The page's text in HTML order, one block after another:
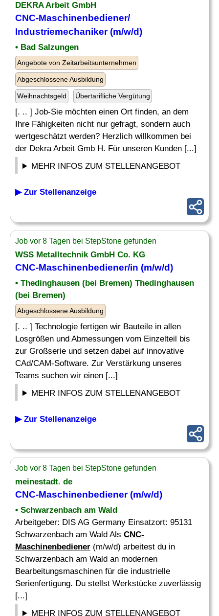
DEKRA Arbeit GmbH
CNC-Maschinenbediener/
Industriemechaniker (m/w/d)
• Bad Salzungen
Angebote von Zeitarbeitsunternehmen
Abgeschlossene Ausbildung
Weihnachtsgeld Übertarifliche Vergütung
[. .. ] Job-Sie möchten einen Ort finden, an dem
Ihre Fähigkeiten nicht nur gefragt, sondern auch
wertgeschätzt werden? Herzlich willkommen bei
der Dekra Arbeit Gmb H. Für unseren Kunden [...]
MEHR INFOS ZUM STELLENANGEBOT
▶ Zur Stellenanzeige
Job vor 8 Tagen bei StepStone gefunden
WSS Metalltechnik GmbH Co. KG
CNC-Maschinenbediener/in (m/w/d)
• Thedinghausen (bei Bremen) Thedinghausen
(bei Bremen)
Abgeschlossene Ausbildung
[. .. ] Technologie fertigen wir Bauteile in allen
Losgrößen und Abmessungen vom Einzelteil bis
zur Großserie und setzen dabei auf innovative
CAd/CAM-Software. Zur Verstärkung unseres
Teams suchen wir einen [...]
MEHR INFOS ZUM STELLENANGEBOT
▶ Zur Stellenanzeige
Job vor 8 Tagen bei StepStone gefunden
meinestadt. de
CNC-Maschinenbediener(m/w/d)
• Schwarzenbach am Wald
Arbeitgeber: DIS AG Germany Einsatzort: 95131
Schwarzenbach am Wald Als CNC-
Maschinenbediener (m/w/d) arbeitest du in
Schwarzenbach am Wald an modernen
Bearbeitungsmaschinen für die industrielle
Serienfertigung. Du stellst Werkstücke zuverlässig
[...]
MEHR INFOS ZUM STELLENANGEBOT